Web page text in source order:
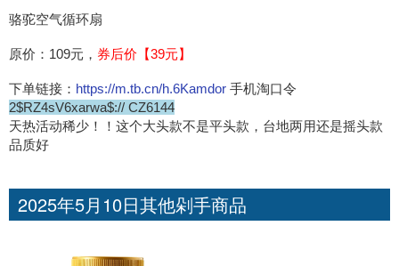
骆驼空气循环扇
原价：109元， 券后价【39元】
下单链接： https://m.tb.cn/h.6Kamdor 手机淘口令
2$RZ4sV6xarwa$:// CZ6144
天热活动稀少！！这个大头款不是平头款，台地两用还是摇头款
品质好
2025年5月10日其他剁手商品